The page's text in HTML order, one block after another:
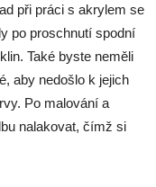
při práci s akrylem se
po proschnutí spodní
Také byste neměli
aby nedošlo k jejich
Po malování a
nalakovat, čímž si